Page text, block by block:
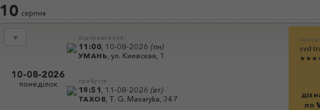
10 серпня
▼
10-08-2026
понеділок
відправлення:
11:00, 10-08-2026 (пн)
УМАНЬ, ул. Киевская, 1
прибуття:
18:51 11-08-2026 (вт)
ТАХОВ T. G. Masaryka, 347
svd
по